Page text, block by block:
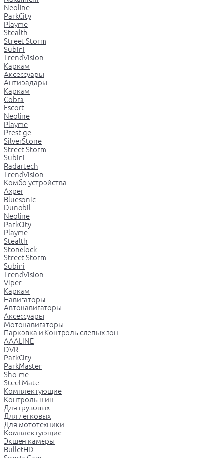
Neoline
ParkCity
Playme
Stealth
Street Storm
Subini
TrendVision
Каркам
Аксессуары
Антирадары
Каркам
Cobra
Escort
Neoline
Playme
Prestige
SilverStone
Street Storm
Subini
Radartech
TrendVision
Комбо устройства
Axper
Bluesonic
Dunobil
Neoline
ParkCity
Playme
Stealth
Stonelock
Street Storm
Subini
TrendVision
Viper
Каркам
Навигаторы
Автонавигаторы
Аксессуары
Мотонавигаторы
Парковка и Контроль слепых зон
AAALINE
DVR
ParkCity
ParkMaster
Sho-me
Steel Mate
Комплектующие
Контроль шин
Для грузовых
Для легковых
Для мототехники
Комплектующие
Экшен камеры
BulletHD